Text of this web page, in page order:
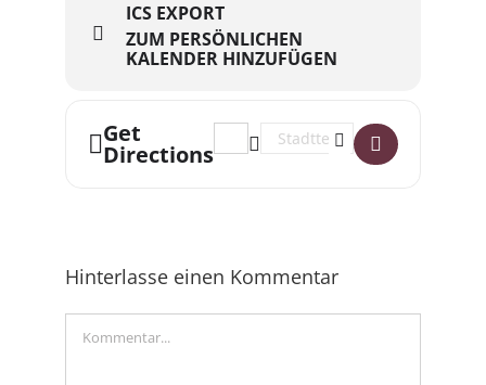
ICS EXPORT
ZUM PERSÖNLICHEN
KALENDER HINZUFÜGEN
Get
Directions
Address - Spieleabend []
Destination Address -
Hinterlasse einen Kommentar